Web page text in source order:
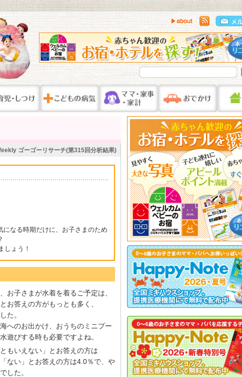
ゴーゴーリサーチ(第315回分析結果)
なる時期だけに、お子さまのため
しょう！
お子さまが水着を着るご予定は、
とお答えの方がもっとも多く、
た。
へのお出かけ、おうちのミニプー
遊びする時も必要ですよね。
ともいえない」とお答えの方は
ない」とお答えの方は4.0％で、や
した。